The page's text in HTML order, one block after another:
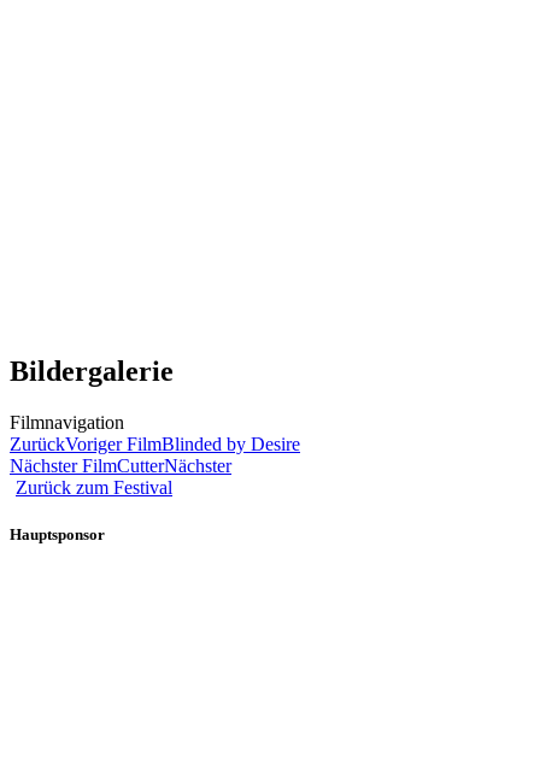
Bildergalerie
Filmnavigation
ZurückVoriger FilmBlinded by Desire
Nächster FilmCutterNächster
Zurück zum Festival
Hauptsponsor